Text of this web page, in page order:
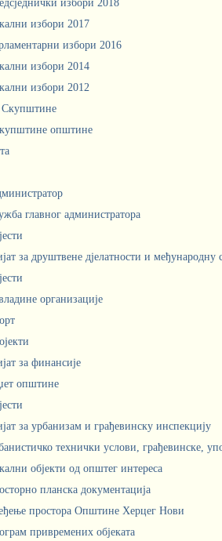
избори 2018
избори 2017
избори 2016
избори 2014
избори 2012
Скупштине
општине
главног администратора
за друштвене дјелатности и међународну
организације
за финансије
општине
за урбанизам и грађевинску инспекцију
технички услови, грађевинске,
објекти од општег интереса
планска документација
простора Општине Херцег Нови
привремених објеката